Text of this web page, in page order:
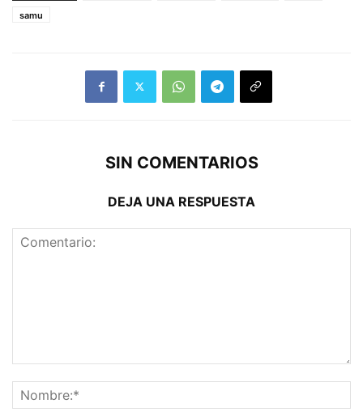
samu
SIN COMENTARIOS
DEJA UNA RESPUESTA